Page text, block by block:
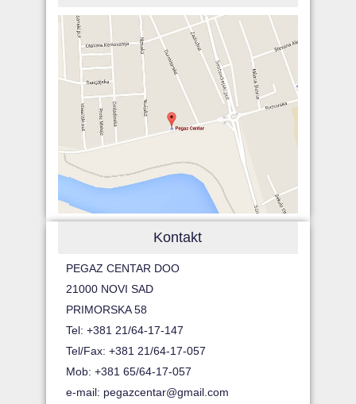
Kontakt
PEGAZ CENTAR DOO
21000 NOVI SAD
PRIMORSKA 58
Tel: +381 21/64-17-147
Tel/Fax: +381 21/64-17-057
Mob: +381 65/64-17-057
e-mail: pegazcentar@gmail.com